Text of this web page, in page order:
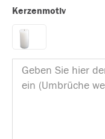
Kerzenmotiv